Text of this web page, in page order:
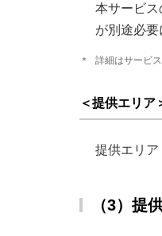
本サービ
が別途必要
＊ 詳細はサービ
＜提供エリア
提供エリ
（3）提